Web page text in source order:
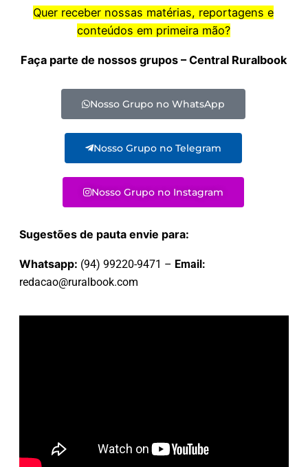
Quer receber nossas matérias, reportagens e
conteúdos em primeira mão?
Faça parte de nossos grupos – Central Ruralbook
Nosso Grupo no WhatsApp
Nosso Grupo no Telegram
Nosso Grupo no Instagram
Sugestões de pauta envie para:
Whatsapp: (94) 99220-9471 – Email:
redacao@ruralbook.com